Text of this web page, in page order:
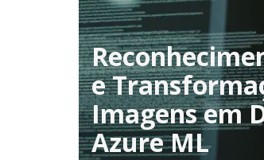
e
Imagens em
Azure ML